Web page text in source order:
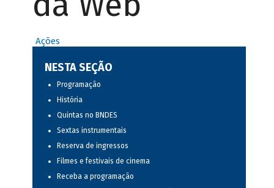
Ações
NESTA SEÇÃO
Programação
História
Quintas no BNDES
Sextas instrumentais
Reserva de ingressos
Filmes e festivais de cinema
Receba a programação